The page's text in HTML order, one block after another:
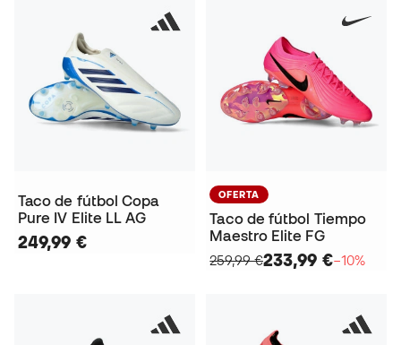
Taco de fútbol Copa
Pure IV Elite LL AG
249,99 €
OFERTA
Taco de fútbol Tiempo
Maestro Elite FG
259,99 €233,99 €−10%